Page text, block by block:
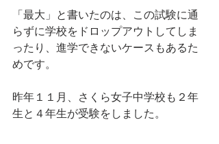
「最大」と書いたのは、この試験に通
らずに学校をドロップアウトしてしま
ったり、進学できないケースもあるた
めです。
昨年１１月、さくら女子中学校も２年
生と４年生が受験をしました。